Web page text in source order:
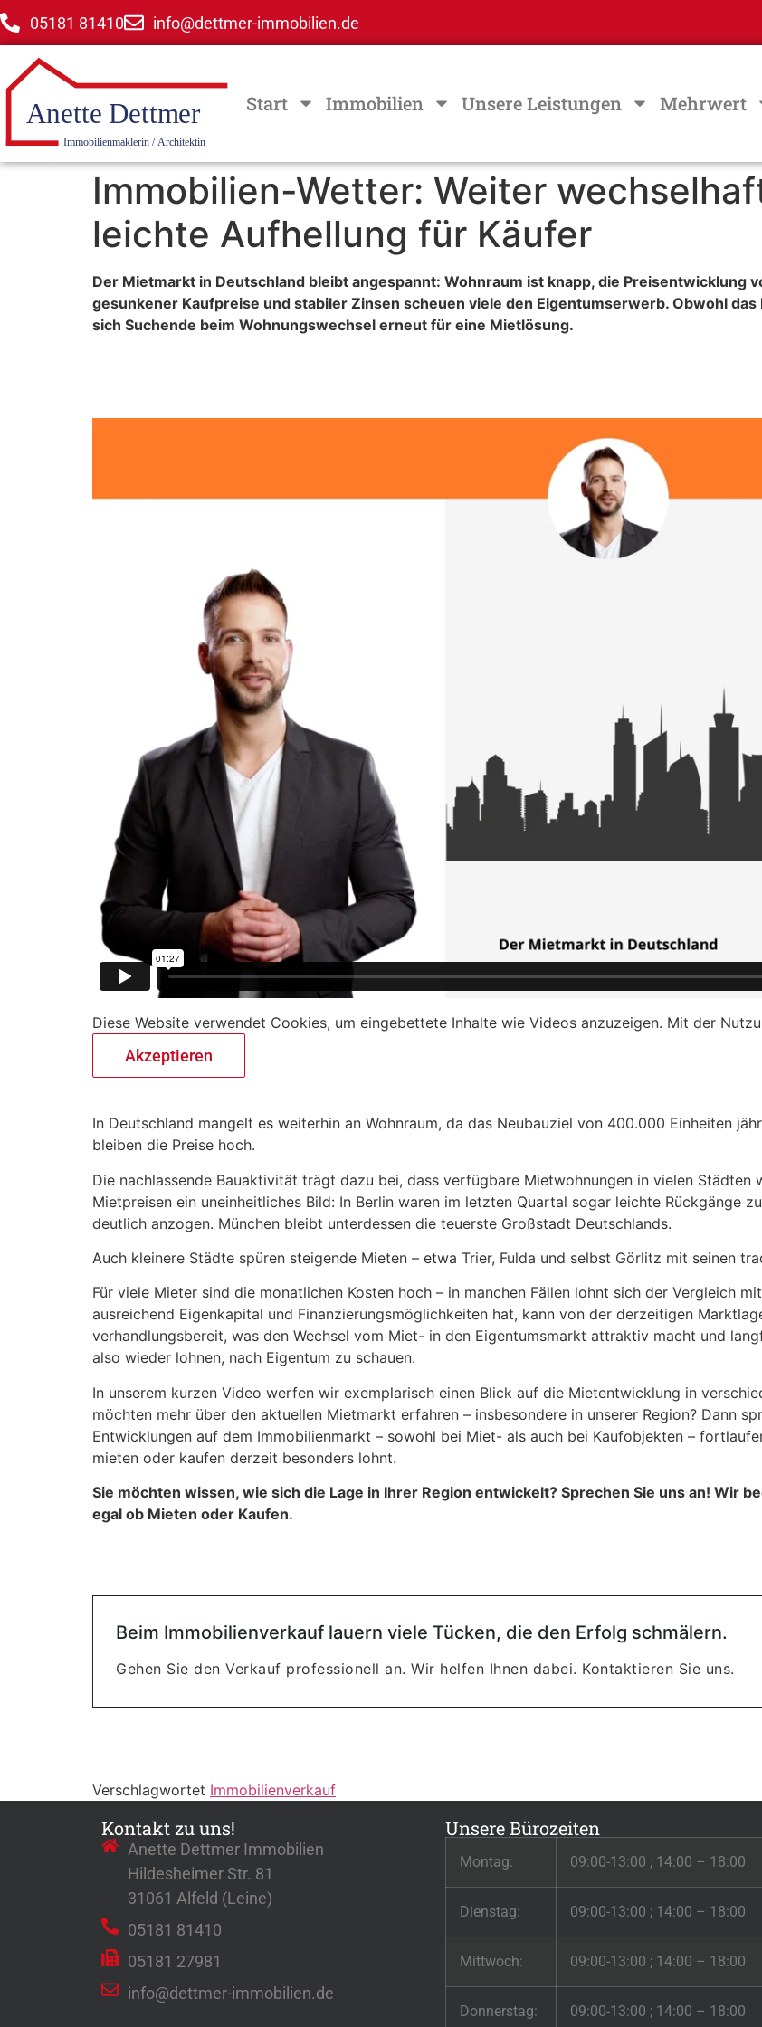
05181 81410 info@dettmer-immobilien.de
Start Immobilien Unsere Leistungen Mehrwert
Immobilien-Wetter: Weiter
leichte Aufhellung für Käufer
Der Mietmarkt in Deutschland bleibt angespannt: Wohnraum ist knapp, die Preisentwicklung
gesunkener Kaufpreise und stabiler Zinsen scheuen viele den Eigentumserwerb. Obwohl
sich Suchende beim Wohnungswechsel erneut für eine Mietlösung.
Diese Website verwendet Cookies, um eingebettete Inhalte wie Videos anzuzeigen. Mit der
Akzeptieren
In Deutschland mangelt es weiterhin an Wohnraum, da das Neubauziel von 400.000 Einheiten
bleiben die Preise hoch.
Die nachlassende Bauaktivität trägt dazu bei, dass verfügbare Mietwohnungen in vielen
Mietpreisen ein uneinheitliches Bild: In Berlin waren im letzten Quartal sogar leichte Rückgänge
deutlich anzogen. München bleibt unterdessen die teuerste Großstadt Deutschlands.
Auch kleinere Städte spüren steigende Mieten – etwa Trier, Fulda und selbst Görlitz mit seinen
Für viele Mieter sind die monatlichen Kosten hoch – in manchen Fällen lohnt sich der Vergleich
ausreichend Eigenkapital und Finanzierungsmöglichkeiten hat, kann von der derzeitigen
verhandlungsbereit, was den Wechsel vom Miet- in den Eigentumsmarkt attraktiv macht und
also wieder lohnen, nach Eigentum zu schauen.
In unserem kurzen Video werfen wir exemplarisch einen Blick auf die Mietentwicklung in
möchten mehr über den aktuellen Mietmarkt erfahren – insbesondere in unserer Region? Dann
Entwicklungen auf dem Immobilienmarkt – sowohl bei Miet- als auch bei Kaufobjekten –
mieten oder kaufen derzeit besonders lohnt.
Sie möchten wissen, wie sich die Lage in Ihrer Region entwickelt? Sprechen Sie uns an! Wir
egal ob Mieten oder Kaufen.
Beim Immobilienverkauf lauern viele Tücken, die den Erfolg schmälern.
Gehen Sie den Verkauf professionell an. Wir helfen Ihnen dabei. Kontaktieren Sie uns.
Verschlagwortet Immobilienverkauf
Kontakt zu uns!
Anette Dettmer Immobilien
Hildesheimer Str. 81
31061 Alfeld (Leine)
05181 81410
05181 27981
info@dettmer-immobilien.de
Unsere Bürozeiten
Montag: 09:00-13:00 ; 14:00 – 18:00
Dienstag: 09:00-13:00 ; 14:00 – 18:00
Mittwoch: 09:00-13:00 ; 14:00 – 18:00
Donnerstag: 09:00-13:00 ; 14:00 – 18:00